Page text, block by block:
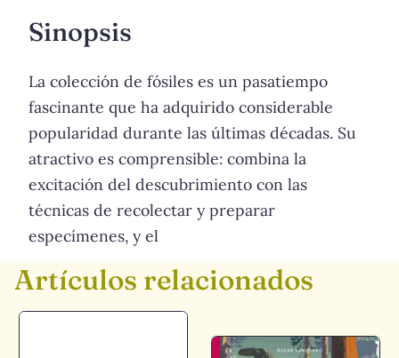
Sinopsis
La colección de fósiles es un pasatiempo
fascinante que ha adquirido considerable
popularidad durante las últimas décadas. Su
atractivo es comprensible: combina la
excitación del descubrimiento con las
técnicas de recolectar y preparar
especímenes, y el
Artículos relacionados